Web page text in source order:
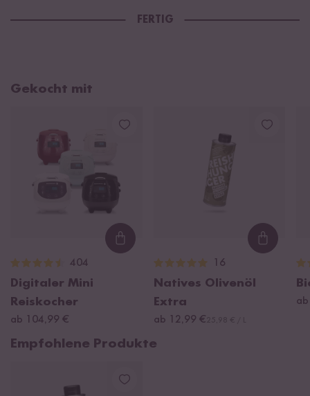
FERTIG
Gekocht mit
Loading...
404
Digitaler Mini
Reiskocher
ab 104,99 €
16
Natives Olivenöl
Extra
ab 12,99 €
Empfohlene Produkte